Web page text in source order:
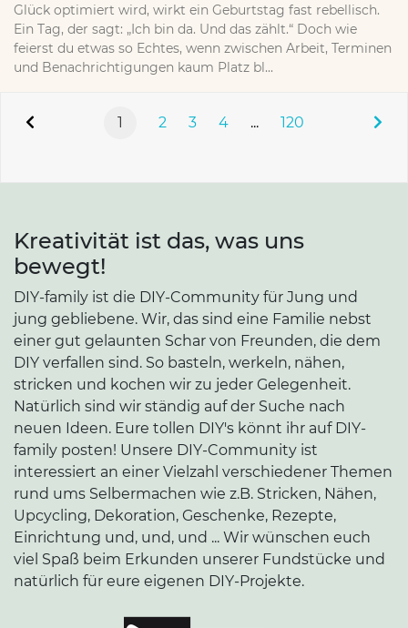
Glück optimiert wird, wirkt ein Geburtstag fast rebellisch.
Ein Tag, der sagt: „Ich bin da. Und das zählt.“ Doch wie
feierst du etwas so Echtes, wenn zwischen Arbeit, Terminen
und Benachrichtigungen kaum Platz bl...
1 2 3 4 ... 120
Kreativität ist das, was uns
bewegt!
DIY-family ist die DIY-Community für Jung und
jung gebliebene. Wir, das sind eine Familie nebst
einer gut gelaunten Schar von Freunden, die dem
DIY verfallen sind. So basteln, werkeln, nähen,
stricken und kochen wir zu jeder Gelegenheit.
Natürlich sind wir ständig auf der Suche nach
neuen Ideen. Eure tollen DIY's könnt ihr auf DIY-
family posten! Unsere DIY-Community ist
interessiert an einer Vielzahl verschiedener Themen
rund ums Selbermachen wie z.B. Stricken, Nähen,
Upcycling, Dekoration, Geschenke, Rezepte,
Einrichtung und, und, und ... Wir wünschen euch
viel Spaß beim Erkunden unserer Fundstücke und
natürlich für eure eigenen DIY-Projekte.